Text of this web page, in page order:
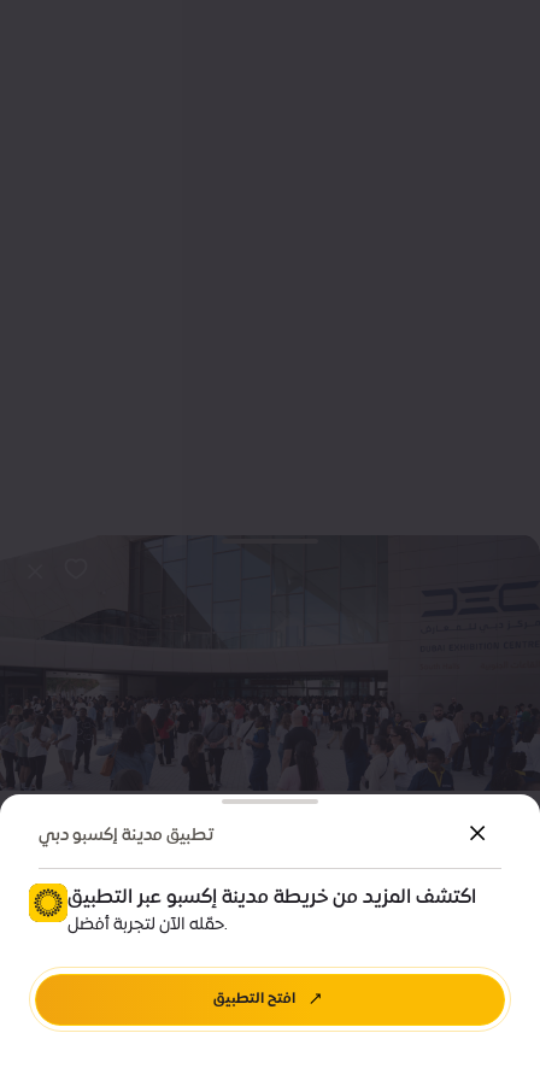
مكان الفعالية
مركز دبي للمعارض - شمال
الأسعار • تبدأ من 5,000 درهم
تطبيق مدينة إكسبو دبي
اكتشف المزيد من خريطة مدينة إكسبو عبر التطبيق
حمّله الآن لتجربة أفضل.
افتح التطبيق